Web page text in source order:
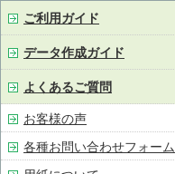
ご利用ガイド
データ作成ガイド
よくあるご質問
お客様の声
各種お問い合わせフォーム